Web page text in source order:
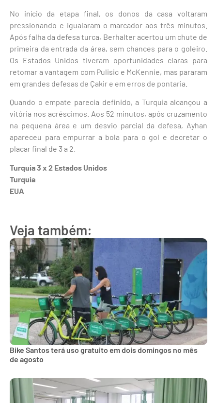
No início da etapa final, os donos da casa voltaram
pressionando e igualaram o marcador aos três minutos.
Após falha da defesa turca, Berhalter acertou um chute de
primeira da entrada da área, sem chances para o goleiro.
Os Estados Unidos tiveram oportunidades claras para
retomar a vantagem com Pulisic e McKennie, mas pararam
em grandes defesas de Çakir e em erros de pontaria.
Quando o empate parecia definido, a Turquia alcançou a
vitória nos acréscimos. Aos 52 minutos, após cruzamento
na pequena área e um desvio parcial da defesa, Ayhan
apareceu para empurrar a bola para o gol e decretar o
placar final de 3 a 2.
Turquia 3 x 2 Estados Unidos
Turquia
EUA
Veja também:
Bike Santos terá uso gratuito em dois domingos no mês
de agosto